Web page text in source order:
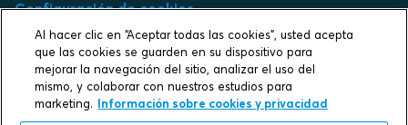
Configuración de cookies
Select market
Choose local site
Al hacer clic en “Aceptar todas las cookies”, usted acepta
que las cookies se guarden en su dispositivo para
mejorar la navegación del sitio, analizar el uso del
mismo, y colaborar con nuestros estudios para
marketing. Información sobre cookies y privacidad